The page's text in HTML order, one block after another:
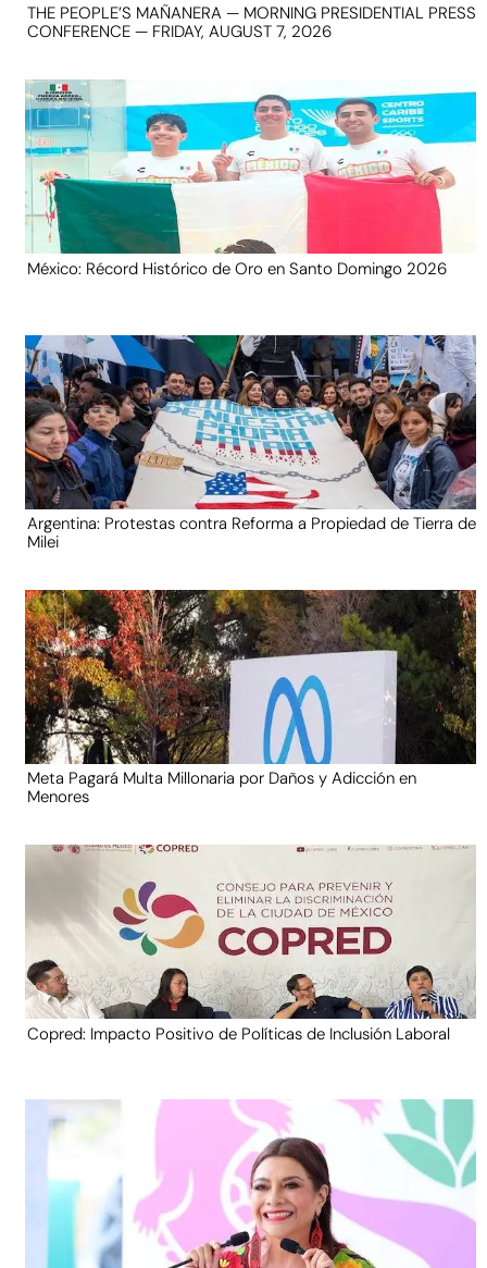
THE PEOPLE’S MAÑANERA — MORNING PRESIDENTIAL PRESS
CONFERENCE — FRIDAY, AUGUST 7, 2026
México: Récord Histórico de Oro en Santo Domingo 2026
Argentina: Protestas contra Reforma a Propiedad de Tierra de
Milei
Meta Pagará Multa Millonaria por Daños y Adicción en
Menores
Copred: Impacto Positivo de Políticas de Inclusión Laboral